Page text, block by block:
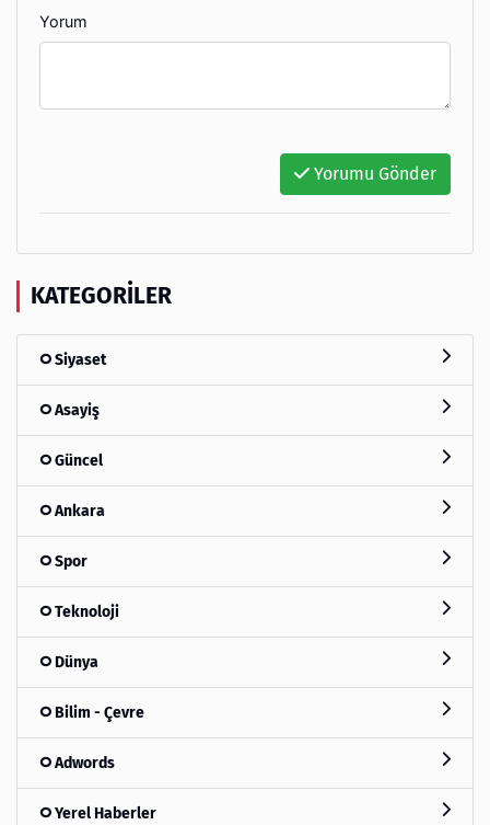
Yorum
Yorumu Gönder
KATEGORILER
Siyaset
Asayiş
Güncel
Ankara
Spor
Teknoloji
Dünya
Bilim - Çevre
Adwords
Yerel Haberler